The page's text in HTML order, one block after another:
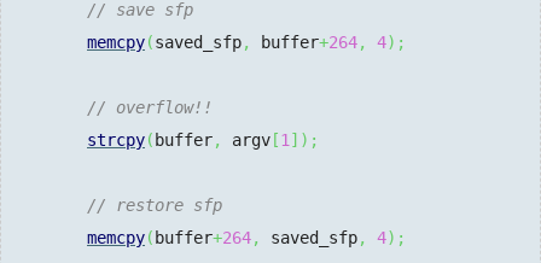
// save sfp
memcpy(saved_sfp, buffer+264, 4) ;
// overflow!!
strcpy( buffer, argv [1 ] ) ;
// restore sfp
memcpy( buffer+264, saved_sfp, 4) ;